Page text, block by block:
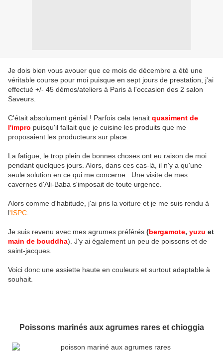
Je dois bien vous avouer que ce mois de décembre a été une
véritable course pour moi puisque en sept jours de prestation, j'ai
effectué +/- 45 démos/ateliers à Paris à l'occasion des 2 salon
Saveurs.
C'était absolument génial ! Parfois cela tenait quasiment de
l'impro puisqu'il fallait que je cuisine les produits que me
proposaient les producteurs sur place.
La fatigue, le trop plein de bonnes choses ont eu raison de moi
pendant quelques jours. Alors, dans ces cas-là, il n'y a qu'une
seule solution en ce qui me concerne : Une visite de mes
cavernes d'Ali-Baba s'imposait de toute urgence.
Alors comme d'habitude, j'ai pris la voiture et je me suis rendu à
l'ISPC
Je suis revenu avec mes agrumes préférés (bergamote, yuzu et
main de bouddha). J'y ai également un peu de poissons et de
saint-jacques.
Voici donc une assiette haute en couleurs et surtout adaptable à
souhait.
Poissons marinés aux agrumes rares et chioggia